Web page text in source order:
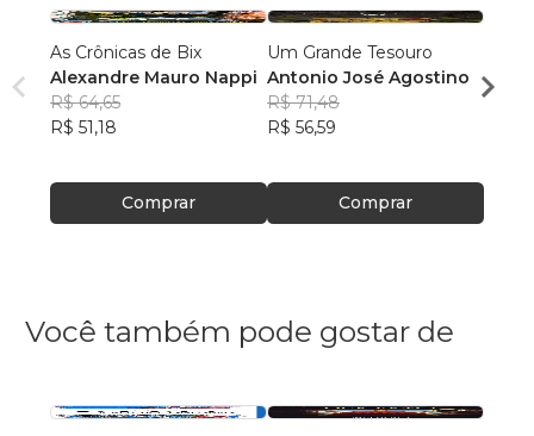
As Crônicas de Bix
Alexandre Mauro Nappi
R$ 64,65
R$ 51,18
Comprar
Um Grande Tesouro
Antonio José Agostino
R$ 71,48
R$ 56,59
Comprar
R$
Você também pode gostar de